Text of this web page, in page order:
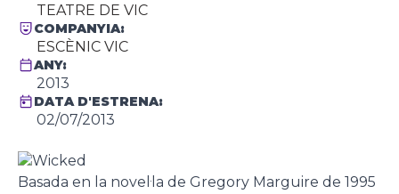
TEATRE DE VIC
COMPANYIA:
ESCÈNIC VIC
ANY:
2013
DATA D'ESTRENA:
02/07/2013
Basada en la novel·la de Gregory Marguire de 1995